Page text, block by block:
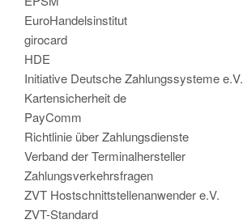
EuroHandelsinstitut
girocard
HDE
Initiative Deutsche Zahlungssysteme e.V.
Kartensicherheit de
PayComm
Richtlinie über Zahlungsdienste
Verband der Terminalhersteller
Zahlungsverkehrsfragen
ZVT Hostschnittstellenanwender e.V.
ZVT-Standard